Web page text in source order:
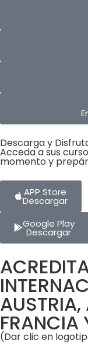
Descarga y
Acceda a sus
momento y
APP Store
Descargar
Google Play
Descargar
FRANCIA
(Dar clic en